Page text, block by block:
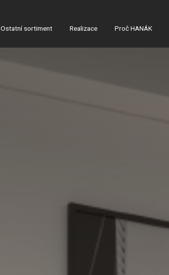
Ostatní sortiment Realizace Proč HANÁK